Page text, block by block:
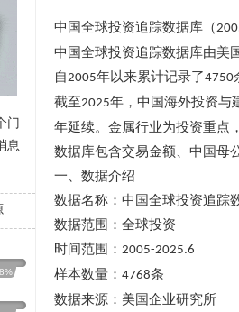
门
息
中国全球投资追踪数据库（
中国全球投资追踪数据库由美
自2005年以来累计记录了4750
截至2025年，中国海外投资与
年延续。金属行业为投资重点
数据库包含交易金额、中国母
一、数据介绍
数据名称：中国全球投资追踪
数据范围：全球投资
时间范围： 2005-2025.6
样本数量： 4768条
数据来源：美国企业研究所